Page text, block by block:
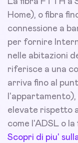
Home), o fibra
connessione a
per fornire
nelle abitazioni
riferisce a una
arriva fino al
elevate rispetto
come l'ADSL o
Scopri di piu'